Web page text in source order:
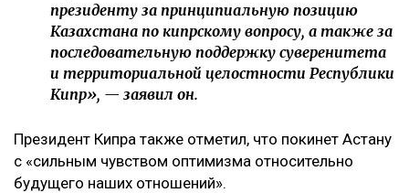
президенту за принципиальную позицию
Казахстана по кипрскому вопросу, а также за
последовательную поддержку суверенитета
и территориальной целостности Республики
Кипр», — заявил он.
Президент Кипра также отметил, что покинет Астану
с «сильным чувством оптимизма относительно
будущего наших отношений».